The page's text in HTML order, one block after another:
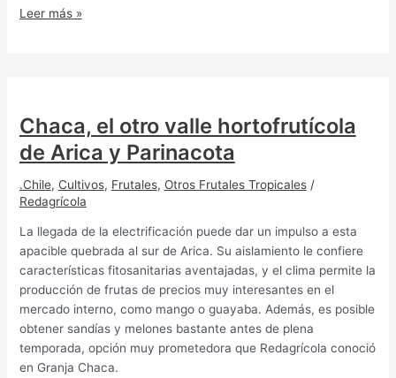
Leer más »
Chaca, el otro valle hortofrutícola
de Arica y Parinacota
.Chile, Cultivos, Frutales, Otros Frutales Tropicales/
Redagrícola
La llegada de la electrificación puede dar un impulso a esta
apacible quebrada al sur de Arica. Su aislamiento le confiere
características fitosanitarias aventajadas, y el clima permite la
producción de frutas de precios muy interesantes en el
mercado interno, como mango o guayaba. Además, es posible
obtener sandías y melones bastante antes de plena
temporada, opción muy prometedora que Redagrícola conoció
en Granja Chaca.